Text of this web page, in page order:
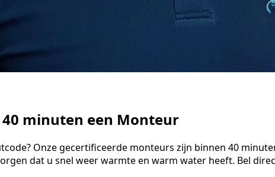
40 minuten een Monteur
Onze gecertificeerde monteurs zijn binnen 40
dat u snel weer warmte en warm water heeft. Bel